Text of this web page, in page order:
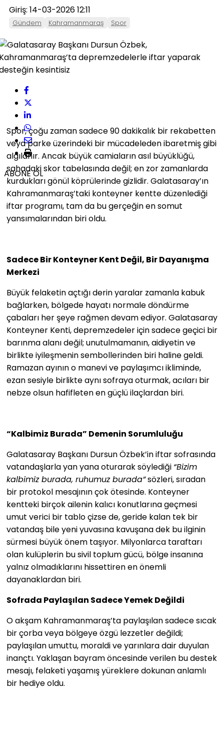
Giriş: 14-03-2026 12:11
Gündem Kahramanmaraş Spor
ABONE OL
Spor, çoğu zaman sadece 90 dakikalık bir rekabetten
veya parke üzerindeki bir mücadeleden ibaretmiş gibi
algılanır. Ancak büyük camiaların asıl büyüklüğü,
sahadaki skor tabelasında değil; en zor zamanlarda
kurdukları gönül köprülerinde gizlidir. Galatasaray’ın
Kahramanmaraş’taki konteyner kentte düzenlediği
iftar programı, tam da bu gerçeğin en somut
yansımalarından biri oldu.
Sadece Bir Konteyner Kent Değil, Bir Dayanışma
Merkezi
Büyük felaketin açtığı derin yaralar zamanla kabuk
bağlarken, bölgede hayatı normale döndürme
çabaları her şeye rağmen devam ediyor. Galatasaray
Konteyner Kenti, depremzedeler için sadece geçici bir
barınma alanı değil; unutulmamanın, aidiyetin ve
birlikte iyileşmenin sembollerinden biri haline geldi.
Ramazan ayının o manevi ve paylaşımcı ikliminde,
ezan sesiyle birlikte aynı sofraya oturmak, acıları bir
nebze olsun hafifleten en güçlü ilaçlardan biri.
“Kalbimiz Burada” Demenin Sorumluluğu
Galatasaray Başkanı Dursun Özbek’in iftar sofrasında
vatandaşlarla yan yana oturarak söylediği “Bizim
kalbimiz burada, ruhumuz burada”sözleri, sıradan
bir protokol mesajının çok ötesinde. Konteyner
kentteki birçok ailenin kalıcı konutlarına geçmesi
umut verici bir tablo çizse de, geride kalan tek bir
vatandaş bile yeni yuvasına kavuşana dek bu ilginin
sürmesi büyük önem taşıyor. Milyonlarca taraftarı
olan kulüplerin bu sivil toplum gücü, bölge insanına
yalnız olmadıklarını hissettiren en önemli
dayanaklardan biri.
Sofrada Paylaşılan Sadece Yemek Değildi
O akşam Kahramanmaraş’ta paylaşılan sadece sıcak
bir çorba veya bölgeye özgü lezzetler değildi;
paylaşılan umuttu, moraldi ve yarınlara dair duyulan
inançtı. Yaklaşan bayram öncesinde verilen bu destek
mesajı, felaketi yaşamış yüreklere dokunan anlamlı
bir hediye oldu.